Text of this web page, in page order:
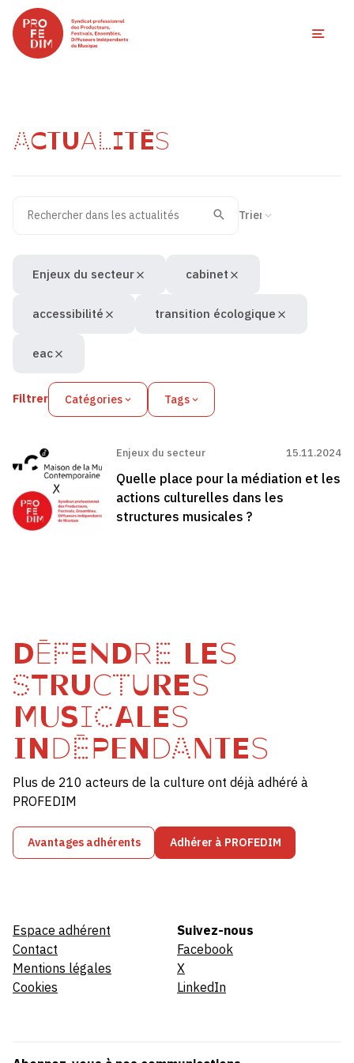
ACTUALITÉS
Recherche
Valider
Filtrer Catégories Tags
Enjeux du secteur cabinet
accessibilité transition écologique
eac
Enjeux du secteur 15.11.2024
Quelle place pour la médiation et les
actions culturelles dans les
structures musicales ?
DÉFENDRE LES
STRUCTURES
MUSICALES
INDÉPENDANTES
Plus de 210 acteurs de la culture ont déjà adhéré à
PROFEDIM
Avantages adhérents Adhérer à PROFEDIM
Espace adhérent
Contact
Mentions légales
Cookies
Suivez-nous
Facebook
X
LinkedIn